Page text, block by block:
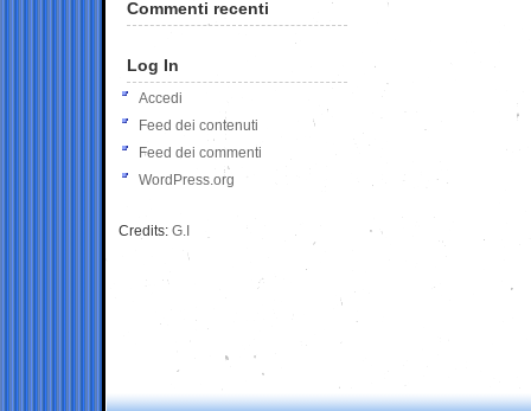
Commenti recenti
Log In
Accedi
Feed dei contenuti
Feed dei commenti
WordPress.org
Credits: G.I